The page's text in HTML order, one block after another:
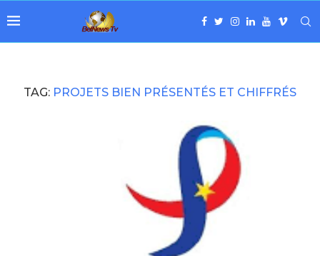
TAG: PROJETS BIEN PRÉSENTÉS ET CHIFFRÉS